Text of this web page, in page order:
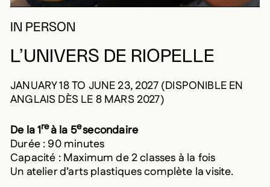
IN PERSON
L’UNIVERS DE RIOPELLE
JANUARY 18 TO JUNE 23, 2027 (DISPONIBLE EN
ANGLAIS DÈS LE 8 MARS 2027)
De la 1reà la 5esecondaire
Durée : 90 minutes
Capacité : Maximum de 2 classes à la fois
Un atelier d’arts plastiques complète la visite.